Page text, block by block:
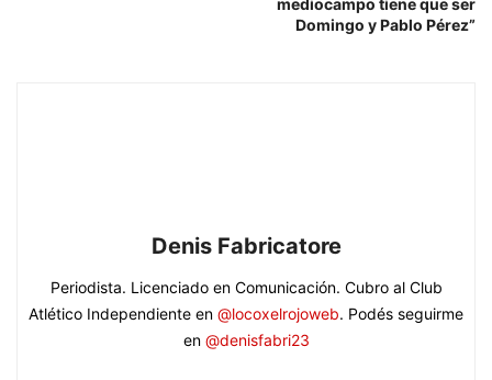
Domingo y Pablo Pérez”
Denis Fabricatore
Periodista. Licenciado en Comunicación. Cubro al Club
Atlético Independiente en @locoxelrojoweb. Podés seguirme
en @denisfabri23